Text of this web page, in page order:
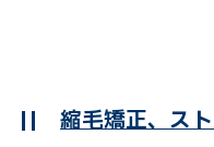
|| 縮毛矯正、ス